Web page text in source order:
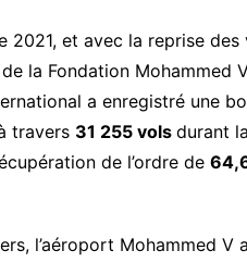
2021, et avec la reprise
la Fondation Mohammed
a enregistré une
travers 31 255 vols durant
de l’ordre de
l’aéroport Mohammed V